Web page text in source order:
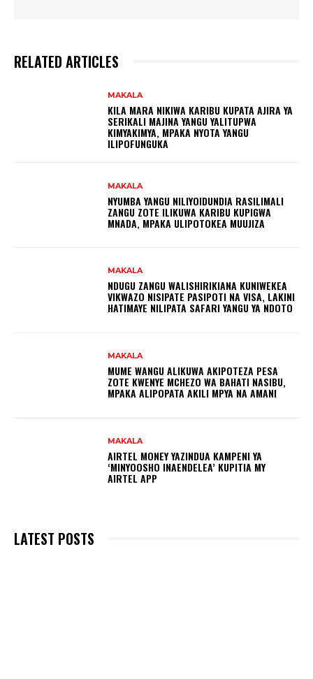
RELATED ARTICLES
MAKALA
KILA MARA NIKIWA KARIBU KUPATA AJIRA YA
SERIKALI MAJINA YANGU YALITUPWA
KIMYAKIMYA, MPAKA NYOTA YANGU
ILIPOFUNGUKA
MAKALA
NYUMBA YANGU NILIYOIDUNDIA RASILIMALI
ZANGU ZOTE ILIKUWA KARIBU KUPIGWA
MNADA, MPAKA ULIPOTOKEA MUUJIZA
MAKALA
NDUGU ZANGU WALISHIRIKIANA KUNIWEKEA
VIKWAZO NISIPATE PASIPOTI NA VISA, LAKINI
HATIMAYE NILIPATA SAFARI YANGU YA NDOTO
MAKALA
MUME WANGU ALIKUWA AKIPOTEZA PESA
ZOTE KWENYE MCHEZO WA BAHATI NASIBU,
MPAKA ALIPOPATA AKILI MPYA NA AMANI
MAKALA
AIRTEL MONEY YAZINDUA KAMPENI YA
‘MINYOOSHO INAENDELEA’ KUPITIA MY
AIRTEL APP
LATEST POSTS